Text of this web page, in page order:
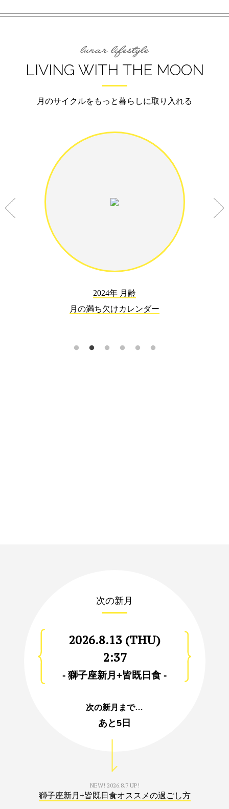
LIVING WITH THE MOON
月のサイクルをもっと暮らしに取り入れる
2024年 月齢
月の満ち欠けカレンダー
次の新月
2026.8.13 (THU)
2:37
- 獅子座新月+皆既日食 -
次の新月まで…
あと5日
NEW! 2026.8.7 UP!
獅子座新月+皆既日食オススメの過ごし方